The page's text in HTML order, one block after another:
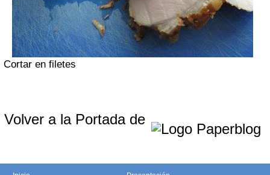
Cortar en filetes
Volver a la Portada de